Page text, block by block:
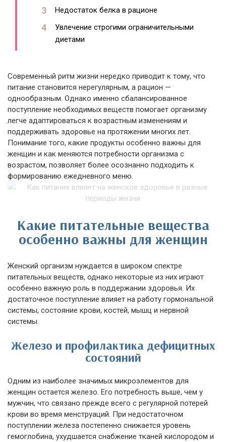
Недостаток белка в рационе
Увлечение строгими ограничительными
диетами
Современный ритм жизни нередко приводит к тому, что
питание становится нерегулярным, а рацион —
однообразным. Однако именно сбалансированное
поступление необходимых веществ помогает организму
легче адаптироваться к возрастным изменениям и
поддерживать здоровье на протяжении многих лет.
Понимание того, какие продукты особенно важны для
женщин и как меняются потребности организма с
возрастом, позволяет более осознанно подходить к
формированию ежедневного меню.
Какие питательные вещества
особенно важны для женщин
Женский организм нуждается в широком спектре
питательных веществ, однако некоторые из них играют
особенно важную роль в поддержании здоровья. Их
достаточное поступление влияет на работу гормональной
системы, состояние крови, костей, мышц и нервной
системы.
Железо и профилактика дефицитных
состояний
Одним из наиболее значимых микроэлементов для
женщин остается железо. Его потребность выше, чем у
мужчин, что связано прежде всего с регулярной потерей
крови во время менструаций. При недостаточном
поступлении железа постепенно снижается уровень
гемоглобина, ухудшается снабжение тканей кислородом и